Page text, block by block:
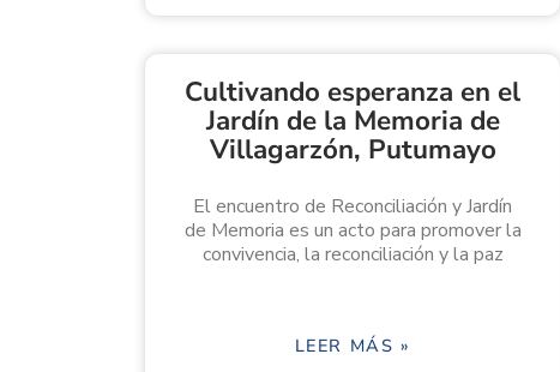
Cultivando esperanza en el
Jardín de la Memoria de
Villagarzón, Putumayo
El encuentro de Reconciliación y Jardín
de Memoria es un acto para promover la
convivencia, la reconciliación y la paz
LEER MÁS »